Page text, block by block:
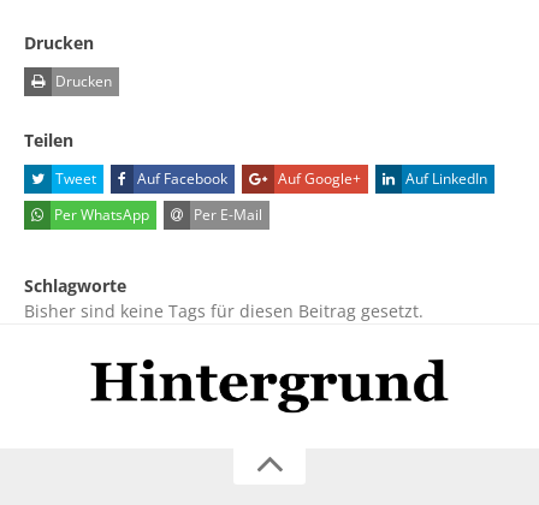
Drucken
Drucken
Teilen
Tweet Auf Facebook Auf Google+
Auf LinkedIn
Per WhatsApp
Per E-Mail
Schlagworte
Bisher sind keine Tags für diesen Beitrag gesetzt.